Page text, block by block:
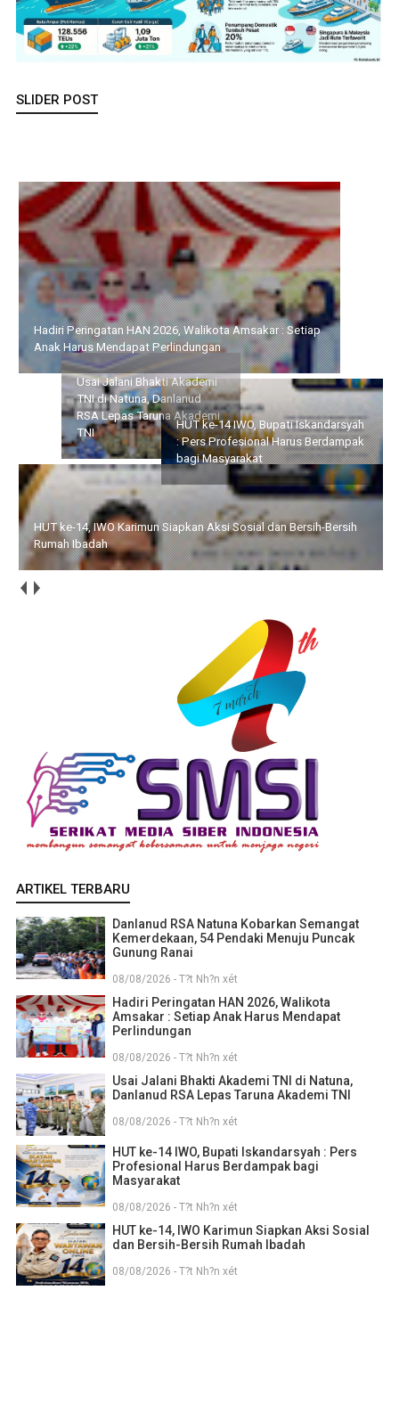
SLIDER POST
Hadiri Peringatan HAN 2026, Walikota Amsakar : Setiap Anak
Harus Mendapat Perlindungan
Usai Jalani Bhakti Akademi
TNI di Natuna, Danlanud
RSA Lepas Taruna Akademi
HUT ke-14 IWO, Bupati
Iskandarsyah : Pers
Profesional Harus
Berdampak bagi
Masyarakat
HUT ke-14, IWO Karimun Siapkan Aksi Sosial dan Bersih-Bersih
Rumah Ibadah
ARTIKEL TERBARU
Danlanud RSA Natuna Kobarkan Semangat
Kemerdekaan, 54 Pendaki Menuju Puncak
Gunung Ranai
08/08/2026 - T?t Nh?n xét
Hadiri Peringatan HAN 2026, Walikota
Amsakar : Setiap Anak Harus Mendapat
Perlindungan
08/08/2026 - T?t Nh?n xét
Usai Jalani Bhakti Akademi TNI di Natuna,
Danlanud RSA Lepas Taruna Akademi TNI
08/08/2026 - T?t Nh?n xét
HUT ke-14 IWO, Bupati Iskandarsyah : Pers
Profesional Harus Berdampak bagi
Masyarakat
08/08/2026 - T?t Nh?n xét
HUT ke-14, IWO Karimun Siapkan Aksi Sosial
dan Bersih-Bersih Rumah Ibadah
08/08/2026 - T?t Nh?n xét